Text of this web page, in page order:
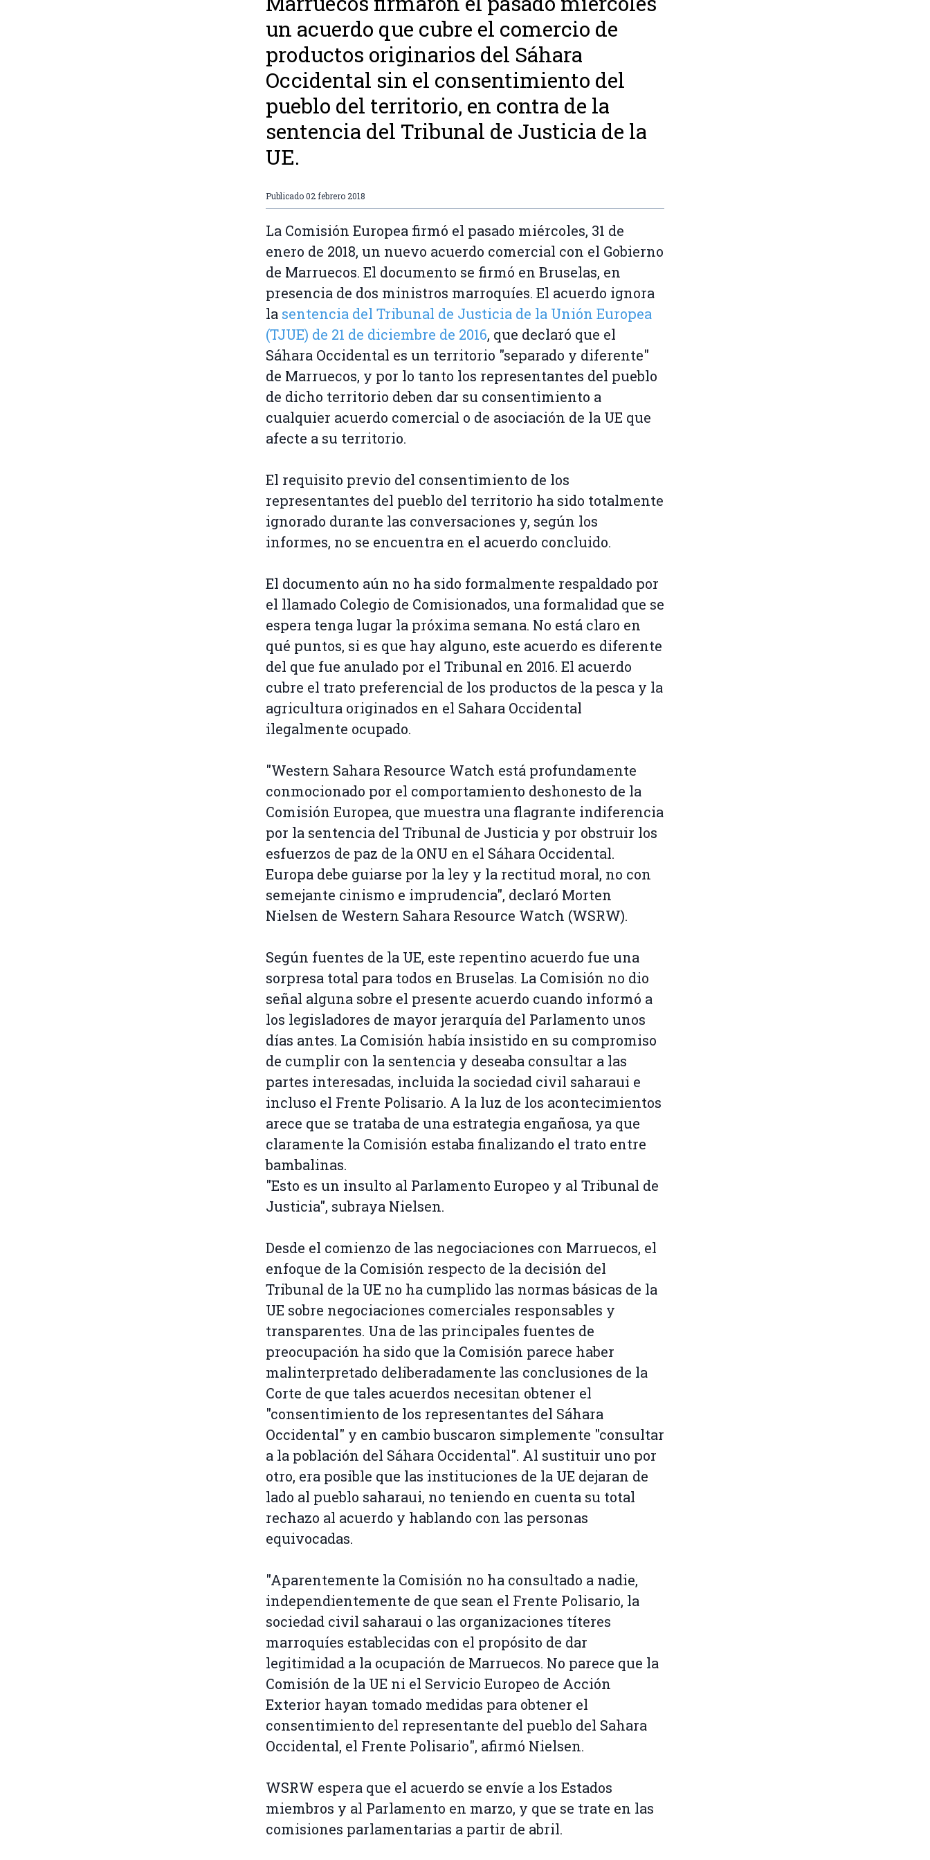
un acuerdo que cubre el comercio de
productos originarios del Sáhara
Occidental sin el consentimiento del
pueblo del territorio, en contra de la
sentencia del Tribunal de Justicia de la
UE.
Publicado02 febrero 2018
La Comisión Europea firmó el pasado miércoles, 31 de
enero de 2018, un nuevo acuerdo comercial con el Gobierno
de Marruecos. El documento se firmó en Bruselas, en
presencia de dos ministros marroquíes. El acuerdo ignora
la sentencia del Tribunal de Justicia de la Unión Europea
(TJUE) de 21 de diciembre de 2016, que declaró que el
Sáhara Occidental es un territorio "separado y diferente"
de Marruecos, y por lo tanto los representantes del pueblo
de dicho territorio deben dar su consentimiento a
cualquier acuerdo comercial o de asociación de la UE que
afecte a su territorio.
El requisito previo del consentimiento de los
representantes del pueblo del territorio ha sido totalmente
ignorado durante las conversaciones y, según los
informes, no se encuentra en el acuerdo concluido.
El documento aún no ha sido formalmente respaldado por
el llamado Colegio de Comisionados, una formalidad que se
espera tenga lugar la próxima semana. No está claro en
qué puntos, si es que hay alguno, este acuerdo es diferente
del que fue anulado por el Tribunal en 2016. El acuerdo
cubre el trato preferencial de los productos de la pesca y la
agricultura originados en el Sahara Occidental
ilegalmente ocupado.
"Western Sahara Resource Watch está profundamente
conmocionado por el comportamiento deshonesto de la
Comisión Europea, que muestra una flagrante indiferencia
por la sentencia del Tribunal de Justicia y por obstruir los
esfuerzos de paz de la ONU en el Sáhara Occidental.
Europa debe guiarse por la ley y la rectitud moral, no con
semejante cinismo e imprudencia", declaró Morten
Nielsen de Western Sahara Resource Watch (WSRW).
Según fuentes de la UE, este repentino acuerdo fue una
sorpresa total para todos en Bruselas. La Comisión no dio
señal alguna sobre el presente acuerdo cuando informó a
los legisladores de mayor jerarquía del Parlamento unos
días antes. La Comisión había insistido en su compromiso
de cumplir con la sentencia y deseaba consultar a las
partes interesadas, incluida la sociedad civil saharaui e
incluso el Frente Polisario. A la luz de los acontecimientos
arece que se trataba de una estrategia engañosa, ya que
claramente la Comisión estaba finalizando el trato entre
bambalinas.
"Esto es un insulto al Parlamento Europeo y al Tribunal de
Justicia", subraya Nielsen.
Desde el comienzo de las negociaciones con Marruecos, el
enfoque de la Comisión respecto de la decisión del
Tribunal de la UE no ha cumplido las normas básicas de la
UE sobre negociaciones comerciales responsables y
transparentes. Una de las principales fuentes de
preocupación ha sido que la Comisión parece haber
malinterpretado deliberadamente las conclusiones de la
Corte de que tales acuerdos necesitan obtener el
"consentimiento de los representantes del Sáhara
Occidental" y en cambio buscaron simplemente "consultar
a la población del Sáhara Occidental". Al sustituir uno por
otro, era posible que las instituciones de la UE dejaran de
lado al pueblo saharaui, no teniendo en cuenta su total
rechazo al acuerdo y hablando con las personas
equivocadas.
"Aparentemente la Comisión no ha consultado a nadie,
independientemente de que sean el Frente Polisario, la
sociedad civil saharaui o las organizaciones títeres
marroquíes establecidas con el propósito de dar
legitimidad a la ocupación de Marruecos. No parece que la
Comisión de la UE ni el Servicio Europeo de Acción
Exterior hayan tomado medidas para obtener el
consentimiento del representante del pueblo del Sahara
Occidental, el Frente Polisario", afirmó Nielsen.
WSRW espera que el acuerdo se envíe a los Estados
miembros y al Parlamento en marzo, y que se trate en las
comisiones parlamentarias a partir de abril.